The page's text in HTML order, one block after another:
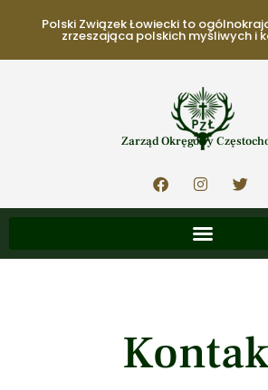
Polski Związek Łowiecki to
zrzeszająca polskich myśliwych i
Zarząd Okręgowy